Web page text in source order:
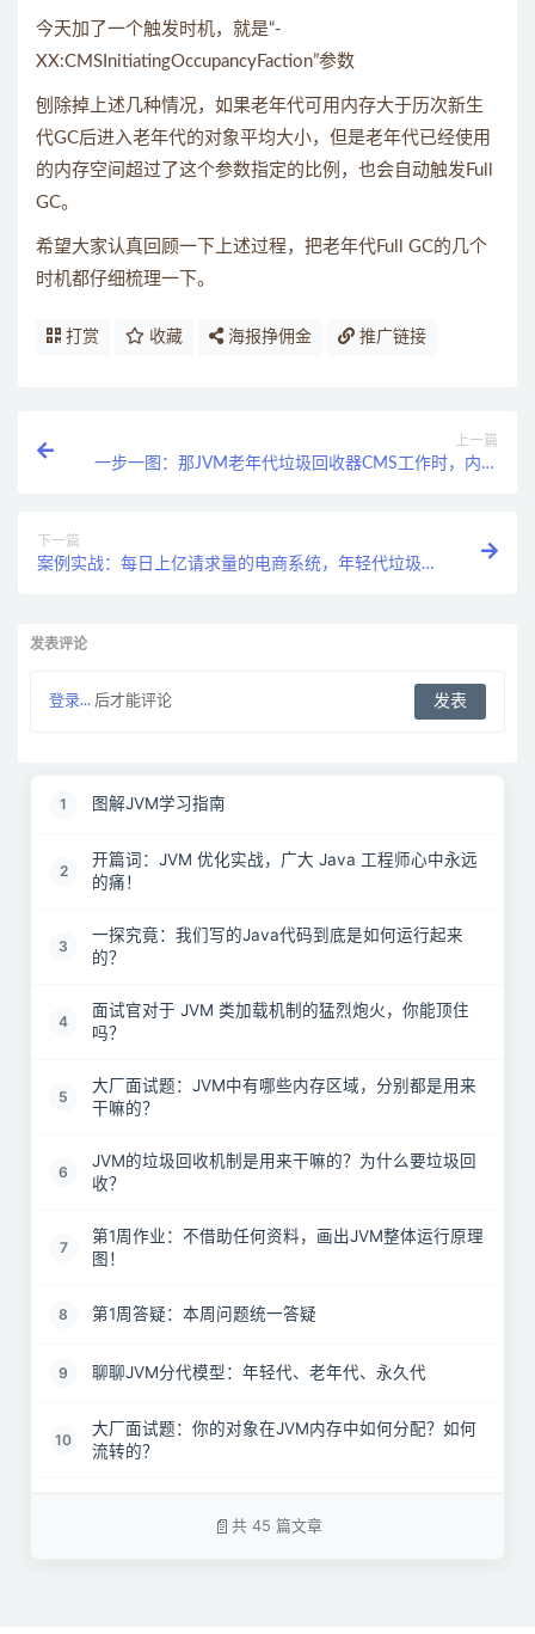
今天加了一个触发时机，就是“-
XX:CMSInitiatingOccupancyFaction”参数
刨除掉上述几种情况，如果老年代可用内存大于历次新生
代GC后进入老年代的对象平均大小，但是老年代已经使用
的内存空间超过了这个参数指定的比例，也会自动触发Full
GC。
希望大家认真回顾一下上述过程，把老年代Full GC的几个
时机都仔细梳理一下。
打赏 收藏 海报挣佣金 推广链接
上一篇
一步一图：那JVM老年代垃圾回收器CMS工作时，内部
下一篇
案例实战：每日上亿请求量的电商系统，年轻代垃圾回
发表评论
登录... 后才能评论
1 图解JVM学习指南
2
开篇词：JVM 优化实战，广大 Java 工程师心中永远
的痛！
3
一探究竟：我们写的Java代码到底是如何运行起来
的？
4
面试官对于 JVM 类加载机制的猛烈炮火，你能顶住
吗？
5
大厂面试题：JVM中有哪些内存区域，分别都是用来
干嘛的？
6
JVM的垃圾回收机制是用来干嘛的？为什么要垃圾回
收？
7
第1周作业：不借助任何资料，画出JVM整体运行原理
图！
8 第1周答疑：本周问题统一答疑
9 聊聊JVM分代模型：年轻代、老年代、永久代
10
大厂面试题：你的对象在JVM内存中如何分配？如何
流转的？
共 45 篇文章